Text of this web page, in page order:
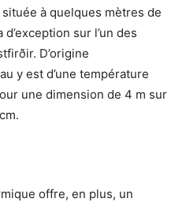
à quelques mètres de
sur l’un des
D’origine
y est d’une température
une dimension de 4 m sur
offre, en plus, un